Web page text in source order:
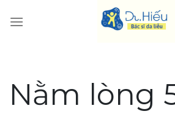
Nằm lòng